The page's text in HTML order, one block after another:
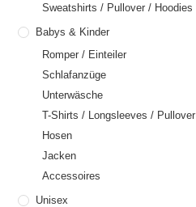
Sweatshirts / Pullover / Hoodies
Babys & Kinder
Romper / Einteiler
Schlafanzüge
Unterwäsche
T-Shirts / Longsleeves / Pullover
Hosen
Jacken
Accessoires
Unisex